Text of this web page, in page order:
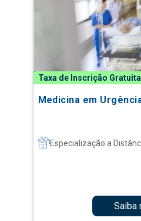
Taxa de Inscrição Gratuita
Medicina em
Especialização a
Saiba